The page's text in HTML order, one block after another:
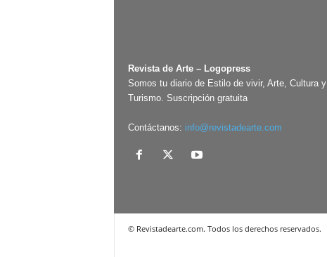
Revista de Arte – Logopress
Somos tu diario de Estilo de vivir, Arte, Cultura y
Turismo. Suscripción gratuita
Contáctanos: info@revistadearte.com
© Revistadearte.com. Todos los derechos reservados.